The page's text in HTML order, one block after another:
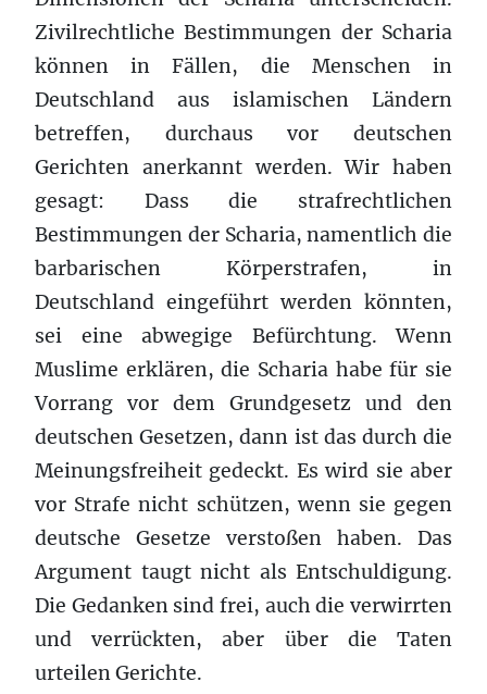
Zivilrechtliche Bestimmungen der Scharia
können in Fällen, die Menschen in
Deutschland aus islamischen Ländern
betreffen, durchaus vor deutschen
Gerichten anerkannt werden. Wir haben
gesagt: Dass die strafrechtlichen
Bestimmungen der Scharia, namentlich die
barbarischen Körperstrafen, in
Deutschland eingeführt werden könnten,
sei eine abwegige Befürchtung. Wenn
Muslime erklären, die Scharia habe für sie
Vorrang vor dem Grundgesetz und den
deutschen Gesetzen, dann ist das durch die
Meinungsfreiheit gedeckt. Es wird sie aber
vor Strafe nicht schützen, wenn sie gegen
deutsche Gesetze verstoßen haben. Das
Argument taugt nicht als Entschuldigung.
Die Gedanken sind frei, auch die verwirrten
und verrückten, aber über die Taten
urteilen Gerichte.